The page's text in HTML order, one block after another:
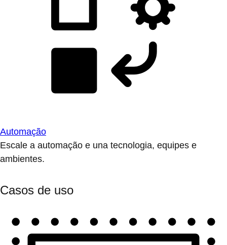
Automação
Escale a automação e una tecnologia, equipes e
ambientes.
Casos de uso